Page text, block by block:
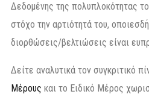
Δεδομένης της πολυπλοκότητας
στόχο την αρτιότητά του,
διορθώσεις/βελτιώσεις είναι
Δείτε αναλυτικά τον συγκριτικό
Μέρους και το Ειδικό Μέρος